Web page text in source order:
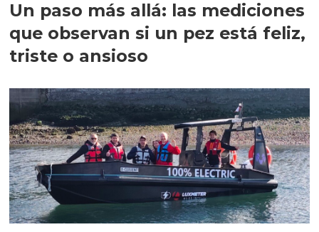
Un paso más allá: las mediciones
que observan si un pez está feliz,
triste o ansioso